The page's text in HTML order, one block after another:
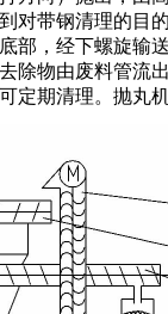
对带钢清理的目的
部，经下螺旋
除物由废料管
期清理。抛丸